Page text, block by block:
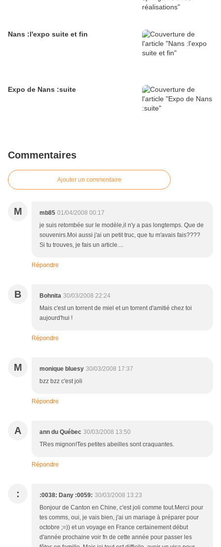
Nans :l'expo suite et fin
Expo de Nans :suite
Commentaires
Ajouter un commentaire
M mb85 01/04/2008 00:17
je suis retombée sur le modèle,il n'y a pas longtemps. Que de
souvenirs.Moi aussi j'ai un petit truc, que tu m'avais fais????
Si tu trouves, je fais un article....
Répondre
B Bohnita 30/03/2008 22:24
Mais c'est un torrent de miel et un torrent d'amitié chez toi
aujourd'hui !
Répondre
M monique bluesy 30/03/2008 17:37
bzz bzz c'est joli
Répondre
A ann du Québec 30/03/2008 13:50
TRes mignon!Tes petites abeilles sont craquantes.
Répondre
: :0038: Dany :0059: 30/03/2008 13:23
Bonjour de Canton en Chine, c'est joli comme tout.Merci pour
tes comms, oui, je vais bien, j'ai un mariage à préparer pour
octobre ;=)) et un voyage en France certainement début
d'année prochaine voir fn de cette année pour passer les